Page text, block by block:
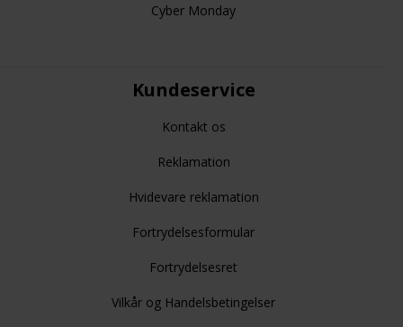
Kundeservice
Kontakt os
Reklamation
Hvidevare reklamation
Fortrydelsesformular
Fortrydelsesret
Vilkår og Handelsbetingelser
Cyber Monday